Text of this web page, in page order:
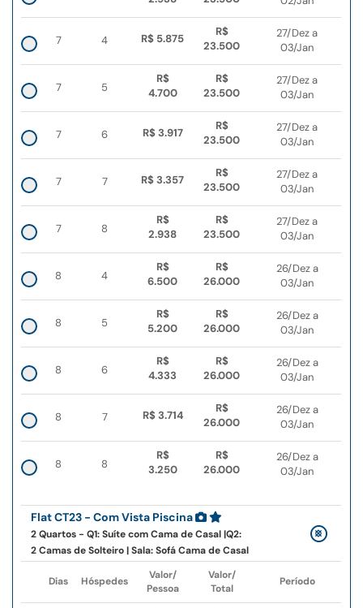
7 4 R$ 5.875
R$
23.500
27/Dez a
03/Jan
7 5
R$
4.700
R$
23.500
27/Dez a
03/Jan
7 6 R$ 3.917
R$
23.500
27/Dez a
03/Jan
7 7 R$ 3.357
R$
23.500
27/Dez a
03/Jan
7 8
R$
2.938
R$
23.500
27/Dez a
03/Jan
8 4
R$
6.500
R$
26.000
26/Dez a
03/Jan
8 5
R$
5.200
R$
26.000
26/Dez a
03/Jan
8 6
R$
4.333
R$
26.000
26/Dez a
03/Jan
8 7 R$ 3.714
R$
26.000
26/Dez a
03/Jan
8 8
R$
3.250
R$
26.000
26/Dez a
03/Jan
Flat CT23 - Com Vista Piscina
2 Quartos - Q1: Suíte com Cama de Casal |Q2:
2 Camas de Solteiro | Sala: Sofá Cama de Casal
Dias Hóspedes
Valor/
Pessoa
Valor/
Total
Período